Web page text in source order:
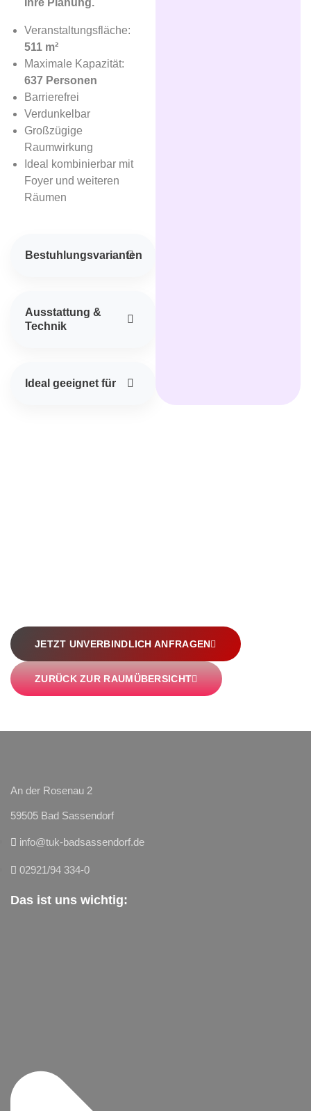
Ihre Planung.
Veranstaltungsfläche:
511 m²
Maximale Kapazität:
637 Personen
Barrierefrei
Verdunkelbar
Großzügige
Raumwirkung
Ideal kombinierbar mit
Foyer und weiteren
Räumen
Bestuhlungsvarianten
Ausstattung &
Technik
Ideal geeignet für
JETZT UNVERBINDLICH ANFRAGEN
ZURÜCK ZUR RAUMÜBERSICHT
An der Rosenau 2
59505 Bad Sassendorf
info@tuk-badsassendorf.de
02921/94 334-0
Das ist uns wichtig: